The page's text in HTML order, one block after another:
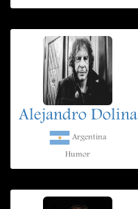
Alejandro Dolina
Argentina
Humor